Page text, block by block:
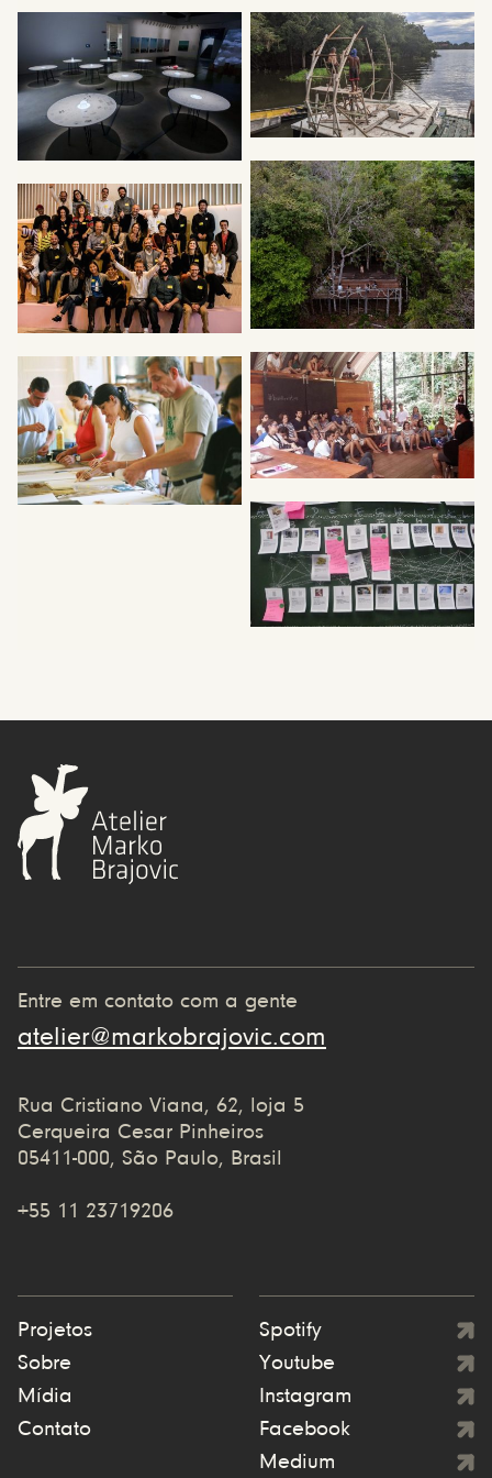
Entre em contato com a gente
atelier@markobrajovic.com
Rua Cristiano Viana, 62, loja 5
Cerqueira Cesar Pinheiros
05411-000, São Paulo, Brasil
+55 11 23719206
Projetos
Sobre
Mídia
Contato
Spotify
Youtube
Instagram
Facebook
Medium